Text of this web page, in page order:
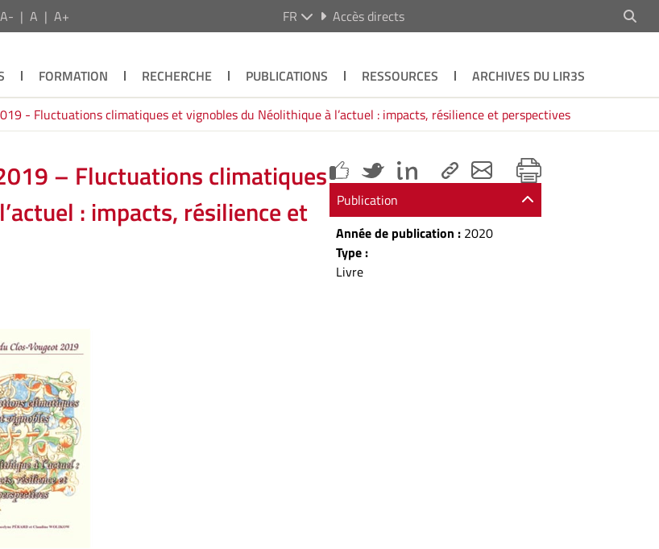
A- A A+ FR Accès directs
FORMATION RECHERCHE PUBLICATIONS RESSOURCES
ARCHIVES DU LIR3S
- Fluctuations climatiques et vignobles du Néolithique à l’actuel : impacts, résilience et perspectives
– Fluctuations climatiques
: impacts, résilience et
Publication
Année de publication : 2020
Type :
Livre